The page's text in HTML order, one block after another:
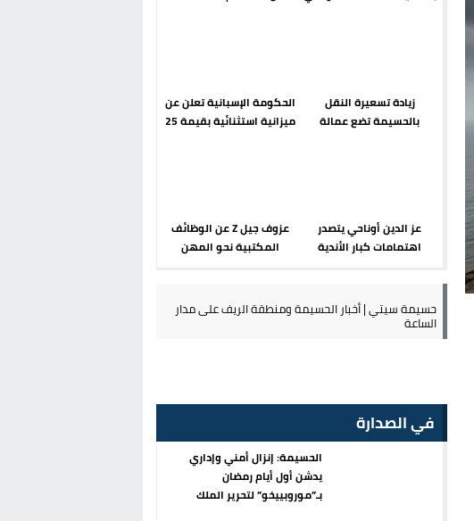
زيادة تسعيرة النقل
بالحسيمة تضع عمالة
الحكومة الإسبانية تعلن عن
ميزانية استثنائية بقيمة 25
عز الدين أوناحي يتصدر
اهتمامات كبار الأندية
عزوف جيل Z عن الوظائف
المكتبية نحو المهن
العمومية بالمغرب
حسيمة سيتي | أخبار الحسيمة ومنطقة الريف على مدار
الساعة
في الصدارة
الحسيمة: إنزال أمني وإداري
يدشن أول أيام رمضان
بـ”موروبييخو” لتحرير الملك